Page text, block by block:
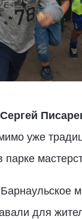
Сергей
уже
парке
для